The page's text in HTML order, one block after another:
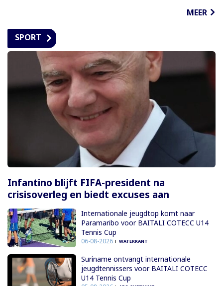
MEER
SPORT
Infantino blijft FIFA-president na
crisisoverleg en biedt excuses aan
Internationale jeugdtop komt naar
Paramaribo voor BAITALI COTECC U14
Tennis Cup
06-08-2026 WATERKANT
Suriname ontvangt internationale
jeugdtennissers voor BAITALI COTECC
U14 Tennis Cup